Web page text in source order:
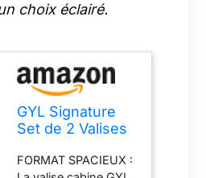
choix éclairé.
GYL Signature
Set de 2 Valises
Grande, Bagages
FORMAT SPACIEUX :